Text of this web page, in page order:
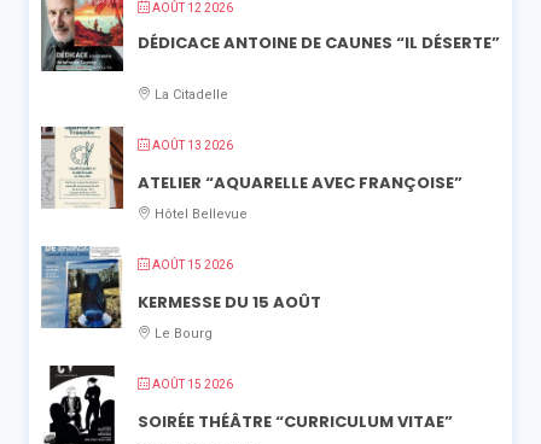
AOÛT 12 2026
DÉDICACE ANTOINE DE CAUNES “IL DÉSERTE”
La Citadelle
AOÛT 13 2026
ATELIER “AQUARELLE AVEC FRANÇOISE”
Hôtel Bellevue
AOÛT 15 2026
KERMESSE DU 15 AOÛT
Le Bourg
AOÛT 15 2026
SOIRÉE THÉÂTRE “CURRICULUM VITAE”